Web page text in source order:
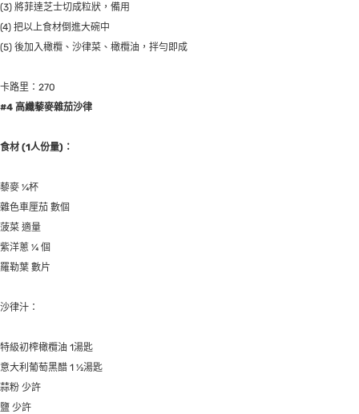
(3) 將菲達芝士切成粒狀，備用
(4) 把以上食材倒進大碗中
(5) 後加入橄欖、沙律菜、橄欖油，拌勻即成
卡路里：270
#4 高纖藜麥雜茄沙律
食材 (1人份量) ：
藜麥 ¼杯
雜色車厘茄 數個
菠菜 適量
紫洋蔥 ¼ 個
羅勒葉 數片
沙律汁：
特級初榨橄欖油 1湯匙
意大利葡萄黑醋 1 ½湯匙
蒜粉 少許
鹽 少許